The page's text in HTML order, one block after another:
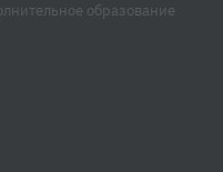
образование